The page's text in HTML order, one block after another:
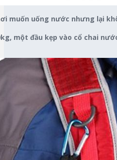
muốn uống nước nhưng lại
một đầu kẹp vào cổ chai